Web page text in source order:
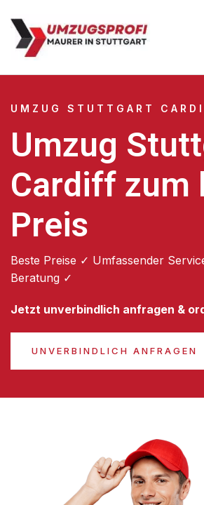
UMZUG STUTTGART
Umzug
Cardiff zum
Preis
Beste Preise ✓ Umfassender
Beratung ✓
Jetzt unverbindlich anfragen &
UNVERBINDLICH ANFRAGEN